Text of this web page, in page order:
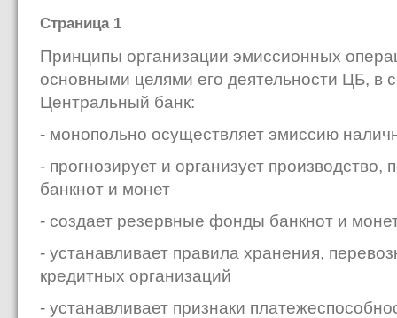
Страница 1
Принципы организации эмиссионных
основными целями его деятельности ЦБ, в
Центральный банк:
- монопольно осуществляет эмиссию
- прогнозирует и организует производство,
банкнот и монет
- создает резервные фонды банкнот и
- устанавливает правила хранения,
кредитных организаций
- устанавливает признаки